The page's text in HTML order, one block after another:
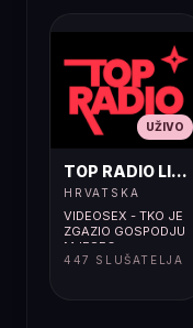
UŽIVO
TOP RADIO LIVE
HRVATSKA
VIDEOSEX - TKO JE
ZGAZIO GOSPODJU
MJESEC
447 SLUŠATELJA